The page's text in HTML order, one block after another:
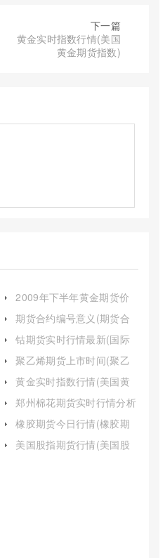
下一篇
黄金实时指数行情(美国
黄金期货指数)
2009年下半年黄金期货价
格)
期货合约编号意义(期货合
钴期货实时行情最新(国际
聚乙烯期货上市时间(聚乙
黄金实时指数行情(美国黄
郑州棉花期货实时行情分析
析报告)
橡胶期货今日行情(橡胶期
美国股指期货行情(美国股